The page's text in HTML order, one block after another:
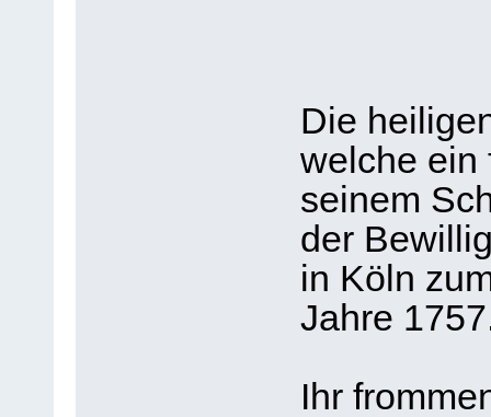
Die
welche ein
seinem
der
in Köln
Jahre
Ihr